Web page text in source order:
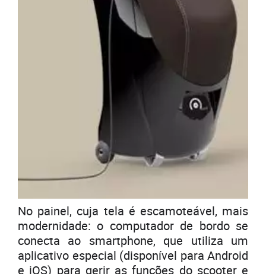
No painel, cuja tela é escamoteável, mais
modernidade: o computador de bordo se
conecta ao smartphone, que utiliza um
aplicativo especial (disponível para Android
e iOS) para gerir as funções do scooter e